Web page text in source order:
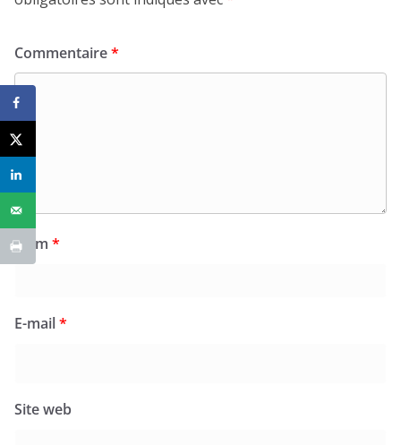
Commentaire*
Nom *
E-mail*
Site web